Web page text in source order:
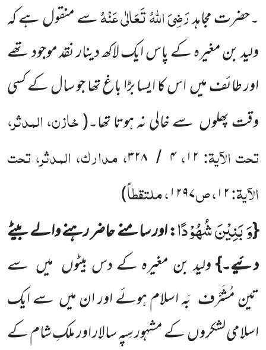
۔حضرت مجاہدرَضِیَ اللّٰہُ تَعَالٰی عَنْہُسے منقول ہے کہ
ولید بن مغیرہ کے پاس ایک لاکھ دینار نقد موجود تھے
اور طائف میںاس کا ایسا بڑا باغ تھا جو سال کے کسی
وقت پھلوں سے خالی نہ ہوتا تھا۔(خازن، المدثر،
تحت الآیۃ: ۱۲،۴ / ۳۲۸، مدارک، المدثر، تحت
الآیۃ:۱۲، ص۱۲۹۷، ملتقطاً)
{وَ بَنِیْنَ شُهُوْدًا: اور سامنے حاضر رہنے والے بیٹے
دئیے۔}ولید بن مغیرہ کے دس بیٹوں میں سے
تینمُشَرَّف بَہ اسلام ہوئے اور ان میں سے ایک
اسلامی لشکروںکے مشہور سِپہ سالار اور ملکِ شام کے